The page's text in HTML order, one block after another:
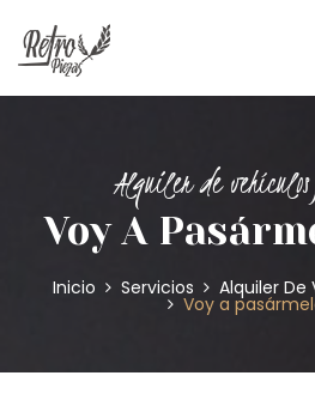
Alquiler de
Voy A
Inicio Servicios Alquiler De
Voy a